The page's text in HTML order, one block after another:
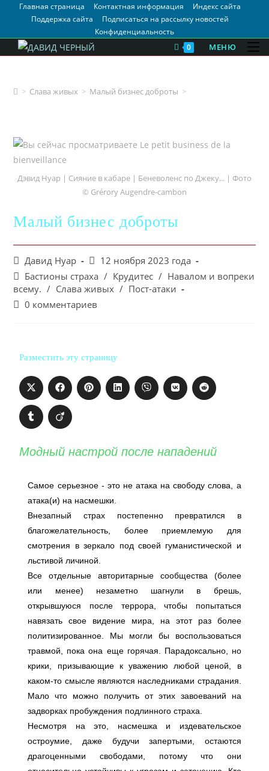
Главная страница Контактная информация
Индекс сайта
Поддержка сайта
Подписаться на рассылку новостей
Конфиденциальность
0
МЕНЮ
> Слава живых > Малый бизнес доброты >
Дэвид Нуар | Сияние в кабаре | Беневоленс по Джеку... | Фото
© Grérory Augendre-cambon
Малый бизнес доброты
Давид Нуар
12 ноября 2023 года
Бастионы страха / Крудитес / Навалом и вопреки
всему. / Слава живых / Пост-атаки
0 комментариев
Разместить эту страницу
Модный настрой после нападений
Самое серьезное - это не атака на свободу слова, а
атака(и) на насмешки.
Внезапный страх постепенно превратился в
благожелательность, более приемлемую для
смотрения в зеркало под своей гуманистической и
льстивой личиной.
Все отдельные авторитарные сообщества (более
или менее) незаметно шагнули в брешь,
открывшуюся после террора, чтобы попытаться
навязать свое видение мира, на этот раз более
политизированное. Мы могли бы воспользоваться
травмой, пока она еще горячая. Парадоксально, но
крики, призывающие к уважению любой ценой, в
каком-то смысле являются наследниками страдания.
Мало что можно получить от этих завоеваний на
задворках пробуждения подлинного страха.
Несмотря на это, насмешка и издевательское
остроумие, даже будучи запертыми, остаются
драгоценными свободами, потому что они